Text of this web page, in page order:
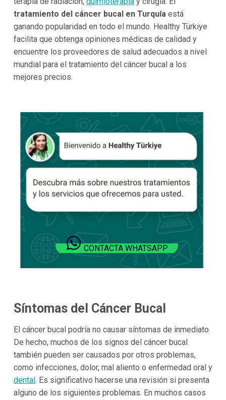
tratamiento del cáncer bucal en Turquíaestá
ganando popularidad en todo el mundo. Healthy Türkiye
facilita que obtenga opiniones médicas de calidad y
encuentre los proveedores de salud adecuados a nivel
mundial para el tratamiento del cáncer bucal a los
mejores precios.
CONTACTA WHATSAPP
Síntomas del Cáncer Bucal
El cáncer bucal podría no causar síntomas de inmediato.
De hecho, muchos de los signos del cáncer bucal
también pueden ser causados por otros problemas,
como infecciones, dolor, mal aliento o enfermedad oral y
dental . Es significativo hacerse una revisión si presenta
alguno de los siguientes problemas. En muchos casos